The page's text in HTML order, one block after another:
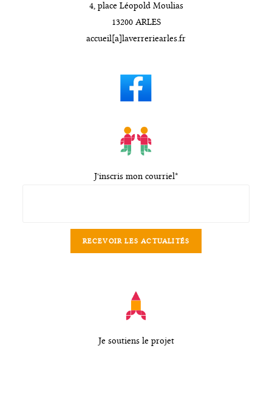
4, place Léopold Moulias
13200 ARLES
accueil[a]laverreriearles.fr
J'inscris mon courriel*
Je soutiens le projet